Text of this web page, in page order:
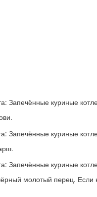
молотый перец. Если